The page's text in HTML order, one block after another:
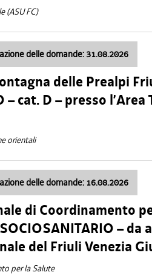
(ASU FC)
delle domande: 31.08.2026
delle Prealpi
– cat. D – presso
orientali
delle domande: 16.08.2026
di Coordinamento
–
del Friuli Venezia
per la Salute